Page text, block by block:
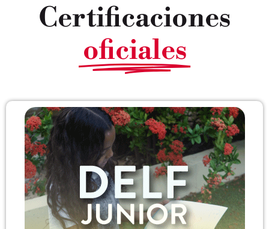
Certificaciones
oficiales